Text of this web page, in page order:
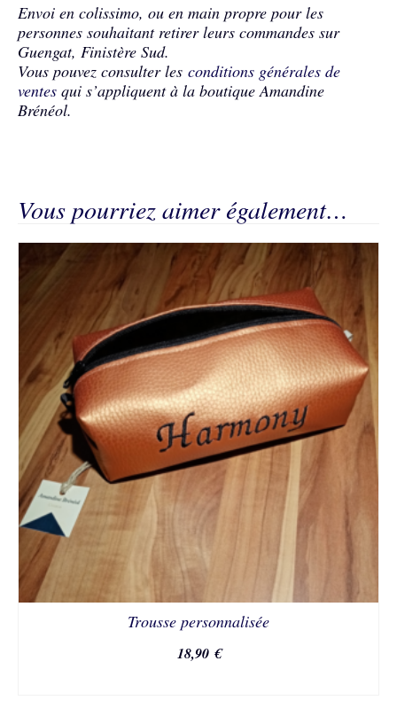
Envoi en colissimo, ou en main propre pour les
personnes souhaitant retirer leurs commandes sur
Guengat, Finistère Sud.
Vous pouvez consulter les conditions générales de
ventes qui s’appliquent à la boutique Amandine
Brénéol.
Vous pourriez aimer également…
Trousse personnalisée
18,90 €